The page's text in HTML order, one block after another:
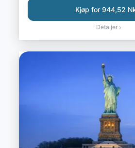
Kjøp for 944,52
Detaljer ›